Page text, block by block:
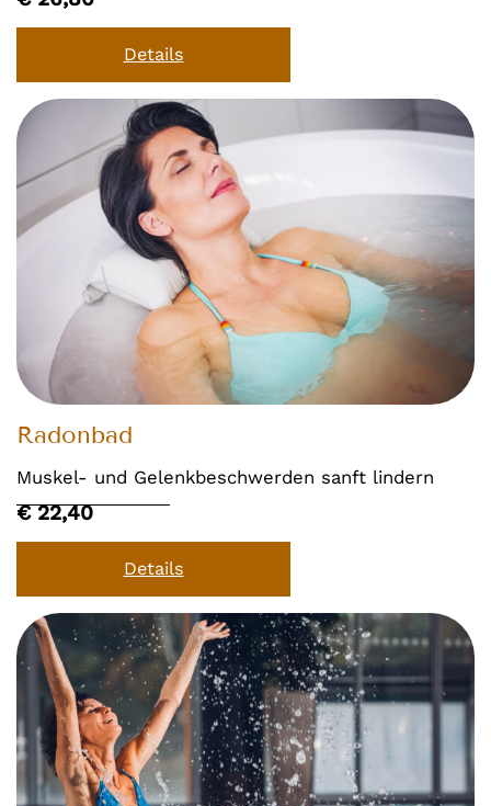
Details
Radonbad
Muskel- und Gelenkbeschwerden sanft lindern
€ 22,40
Details